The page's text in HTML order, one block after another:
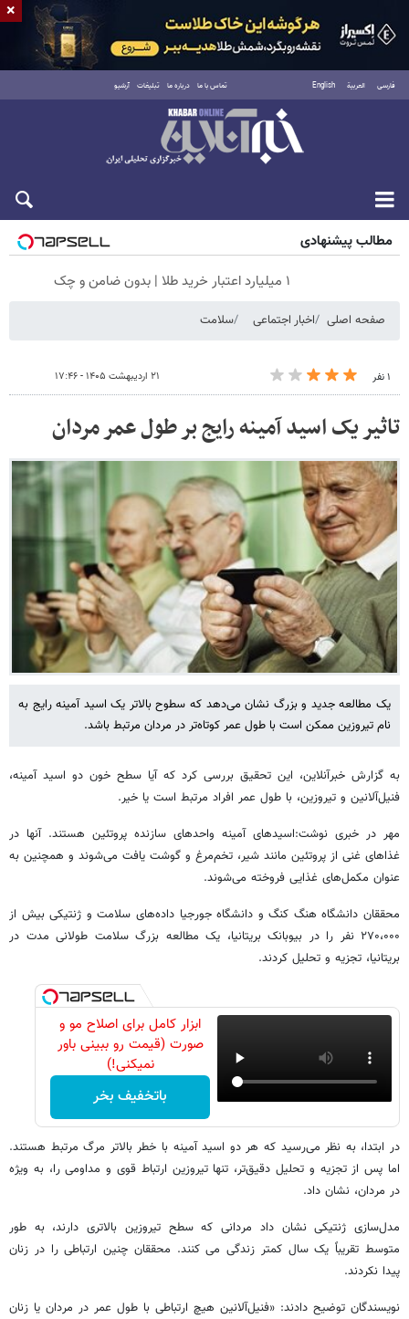
فارسی العربية English تماس با ما درباره ما تبلیغات آرشیو
شنبه ۱۷ مرداد ۱۴۰۵
مطالب پیشنهادی
۱ میلیارد اعتبار خرید طلا | بدون ضامن و چک
صفحه اصلی اخبار اجتماعی سلامت
۱ نفر ۲۱ اردیبهشت ۱۴۰۵ - ۱۷:۴۶
تاثیر یک اسید آمینه رایج بر طول عمر مردان
یک مطالعه جدید و بزرگ نشان می‌دهد که سطوح بالاتر یک اسید آمینه رایج به
نام تیروزین ممکن است با طول عمر کوتاه‌تر در مردان مرتبط باشد.
به گزارش خبرآنلاین، این تحقیق بررسی کرد که آیا سطح خون دو اسید آمینه،
فنیل‌آلانین و تیروزین، با طول عمر افراد مرتبط است یا خیر.
مهر در خبری نوشت:اسیدهای آمینه واحدهای سازنده پروتئین هستند. آنها در
غذاهای غنی از پروتئین مانند شیر، تخم‌مرغ و گوشت یافت می‌شوند و همچنین به
عنوان مکمل‌های غذایی فروخته می‌شوند.
محققان دانشگاه هنگ کنگ و دانشگاه جورجیا داده‌های سلامت و ژنتیکی بیش از
۲۷۰،۰۰۰ نفر را در بیوبانک بریتانیا، یک مطالعه بزرگ سلامت طولانی مدت در
بریتانیا، تجزیه و تحلیل کردند.
ابزار کامل برای اصلاح مو و
صورت (قیمت رو ببینی باور
نمیکنی!)
باتخفیف بخر
در ابتدا، به نظر می‌رسید که هر دو اسید آمینه با خطر بالاتر مرگ مرتبط هستند.
اما پس از تجزیه و تحلیل دقیق‌تر، تنها تیروزین ارتباط قوی و مداومی را، به ویژه
در مردان، نشان داد.
مدل‌سازی ژنتیکی نشان داد مردانی که سطح تیروزین بالاتری دارند، به طور
متوسط تقریباً یک سال کمتر زندگی می کنند. محققان چنین ارتباطی را در زنان
پیدا نکردند.
نویسندگان توضیح دادند: «فنیل‌آلانین هیچ ارتباطی با طول عمر در مردان یا زنان
×